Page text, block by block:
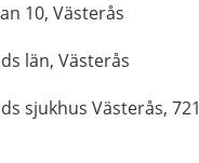
10, Västerås
län, Västerås
sjukhus Västerås, 721